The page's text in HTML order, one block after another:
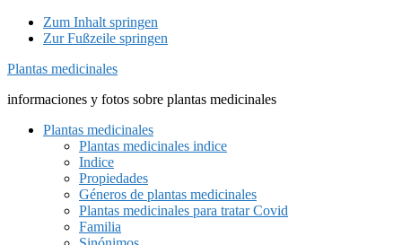
Zum Inhalt springen
Zur Fußzeile springen
Plantas medicinales
informaciones y fotos sobre plantas medicinales
Plantas medicinales
Plantas medicinales indice
Indice
Propiedades
Géneros de plantas medicinales
Plantas medicinales para tratar Covid
Familia